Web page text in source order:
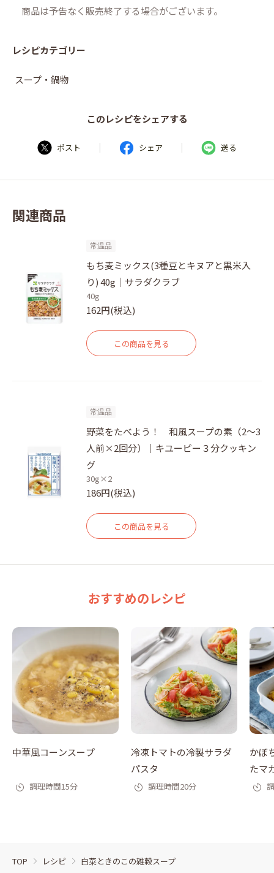
商品は予告なく販売終了する場合がございます。
レシピカテゴリー
スープ・鍋物
このレシピをシェアする
ポスト | シェア | 送る
関連商品
常温品
もち麦ミックス(3種豆とキヌアと黒米入
り) 40g｜サラダクラブ
40g
162円(税込)
この商品を見る
常温品
野菜をたべよう！ 和風スープの素（2～3
人前×2回分）｜キユーピー３分クッキン
グ
30g×2
186円(税込)
この商品を見る
おすすめのレシピ
中華風コーンスープ
調理時間15分
冷凍トマトの冷製サラダ
パスタ
調理時間20分
かぼ
たマ
TOP レシピ 白菜ときのこの雑穀スープ